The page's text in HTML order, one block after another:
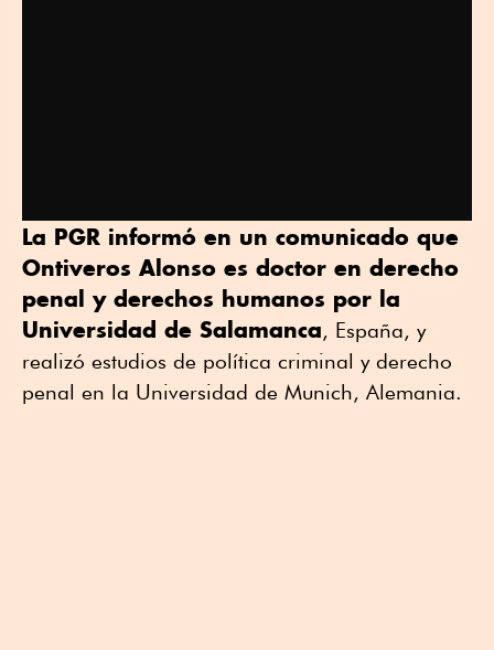
La PGR informó en un comunicado que
Ontiveros Alonso es doctor en derecho
penal y derechos humanos por la
Universidad de Salamanca, España, y
realizó estudios de política criminal y derecho
penal en la Universidad de Munich, Alemania.